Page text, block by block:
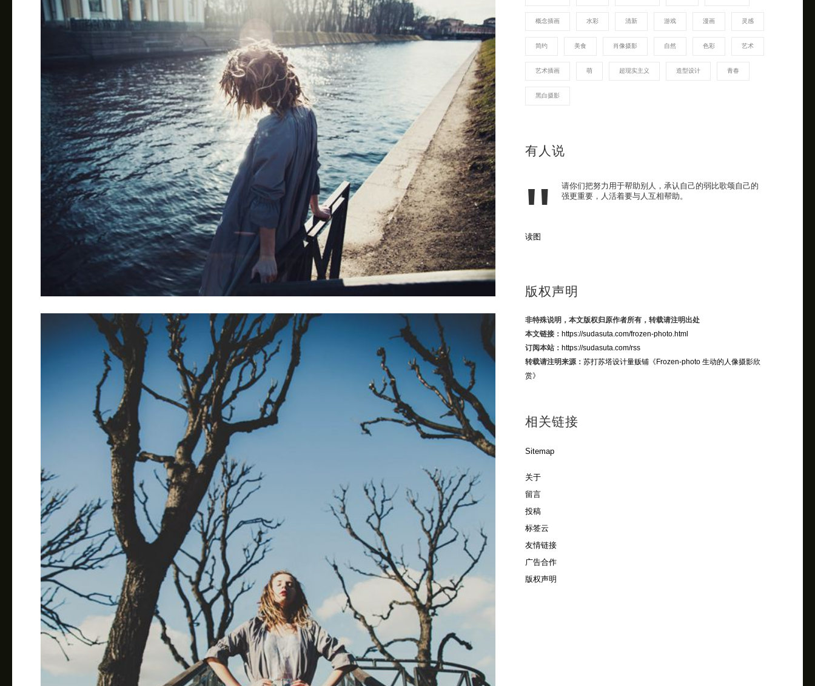
概念插画 水彩 清新 游戏 漫画 灵感
简约 美食 肖像摄影 自然 色彩 艺术
艺术插画 萌 超现实主义 造型设计 青春
黑白摄影
有人说
请你们把努力用于帮助别人，承认自己的弱比歌颂自己的
强更重要，人活着要与人互相帮助。
读图
版权声明
非特殊说明，本文版权归原作者所有，转载请注明出处
本文链接： https://sudasuta.com/frozen-photo.html
订阅本站： https://sudasuta.com/rss
转载请注明来源： 苏打苏塔设计量贩铺《Frozen-photo 生动的人像摄影欣
赏》
相关链接
Sitemap
关于
留言
投稿
标签云
友情链接
广告合作
版权声明